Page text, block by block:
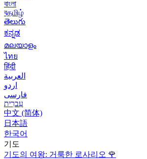
বাংলা
বதமிழ்
తెలుగు
ಕನ್ನಡ
മലയാളം
ไทย
हिंदी
العربية
اردو
فارسی
עִברִית
中文 (简体)
日本語
한국어
기도
기도의 여왕: 거룩한 로사리오 🌹